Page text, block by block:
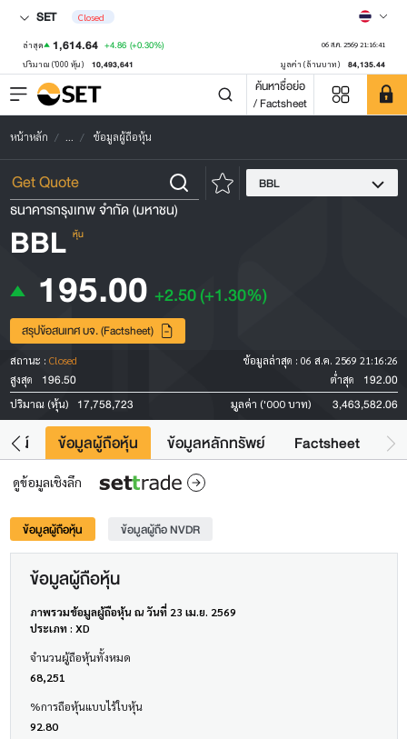
SET Closed
ล่าสุด 1,614.64 +4.86 (+0.30%) 06 ส.ค. 2569 21:16:41
ปริมาณ ('000 หุ้น) 10,493,641 มูลค่า (ล้านบาท) 84,135.44
ค้นหาชื่อย่อ
/ Factsheet
หน้าหลัก ... ข้อมูลผู้ถือหุ้น
BBL
ธนาคารกรุงเทพ จำกัด (มหาชน)
BBL หุ้น
195.00 +2.50(+1.30%)
สรุปข้อสนเทศ บจ. (Factsheet)
สถานะ : Closed ข้อมูลล่าสุด : 06 ส.ค. 2569 21:16:26
สูงสุด
196.50 ต่ำสุด 192.00
ปริมาณ (หุ้น) 17,758,723 มูลค่า ('000 บาท) 3,463,582.06
ยชน์ ข้อมูลผู้ถือหุ้น ข้อมูลหลักทรัพย์ Factsheet
ดูข้อมูลเชิงลึก
ข้อมูลผู้ถือหุ้น ข้อมูลผู้ถือ NVDR
ข้อมูลผู้ถือหุ้น
ภาพรวมข้อมูลผู้ถือหุ้น ณ วันที่ 23 เม.ย. 2569
ประเภท : XD
จำนวนผู้ถือหุ้นทั้งหมด
68,251
%การถือหุ้นแบบไร้ใบหุ้น
92.80